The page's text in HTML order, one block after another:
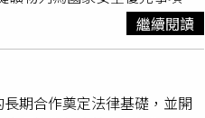
鏈的控制力。根據聯邦法
業將被禁止向中國、俄羅斯、
由於美國國內供應能力無法
（Truth Social）發文抨擊這
簽署行政命令，進一步提高
繼續閱讀
期合作奠定法律基礎，並開